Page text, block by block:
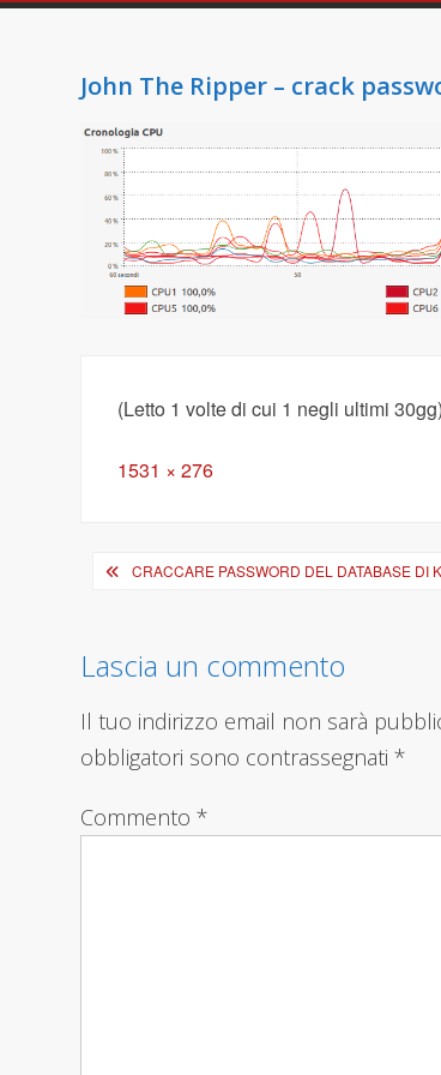
John The Ripper – crack
(Letto 1 volte di cui 1 negli ultimi 30gg)
Full
1531 × 276
Navigazione
CRACCARE PASSWORD DEL DATABASE DI
Lascia un commento
Il tuo indirizzo email non sarà
obbligatori sono contrassegnati*
Commento*